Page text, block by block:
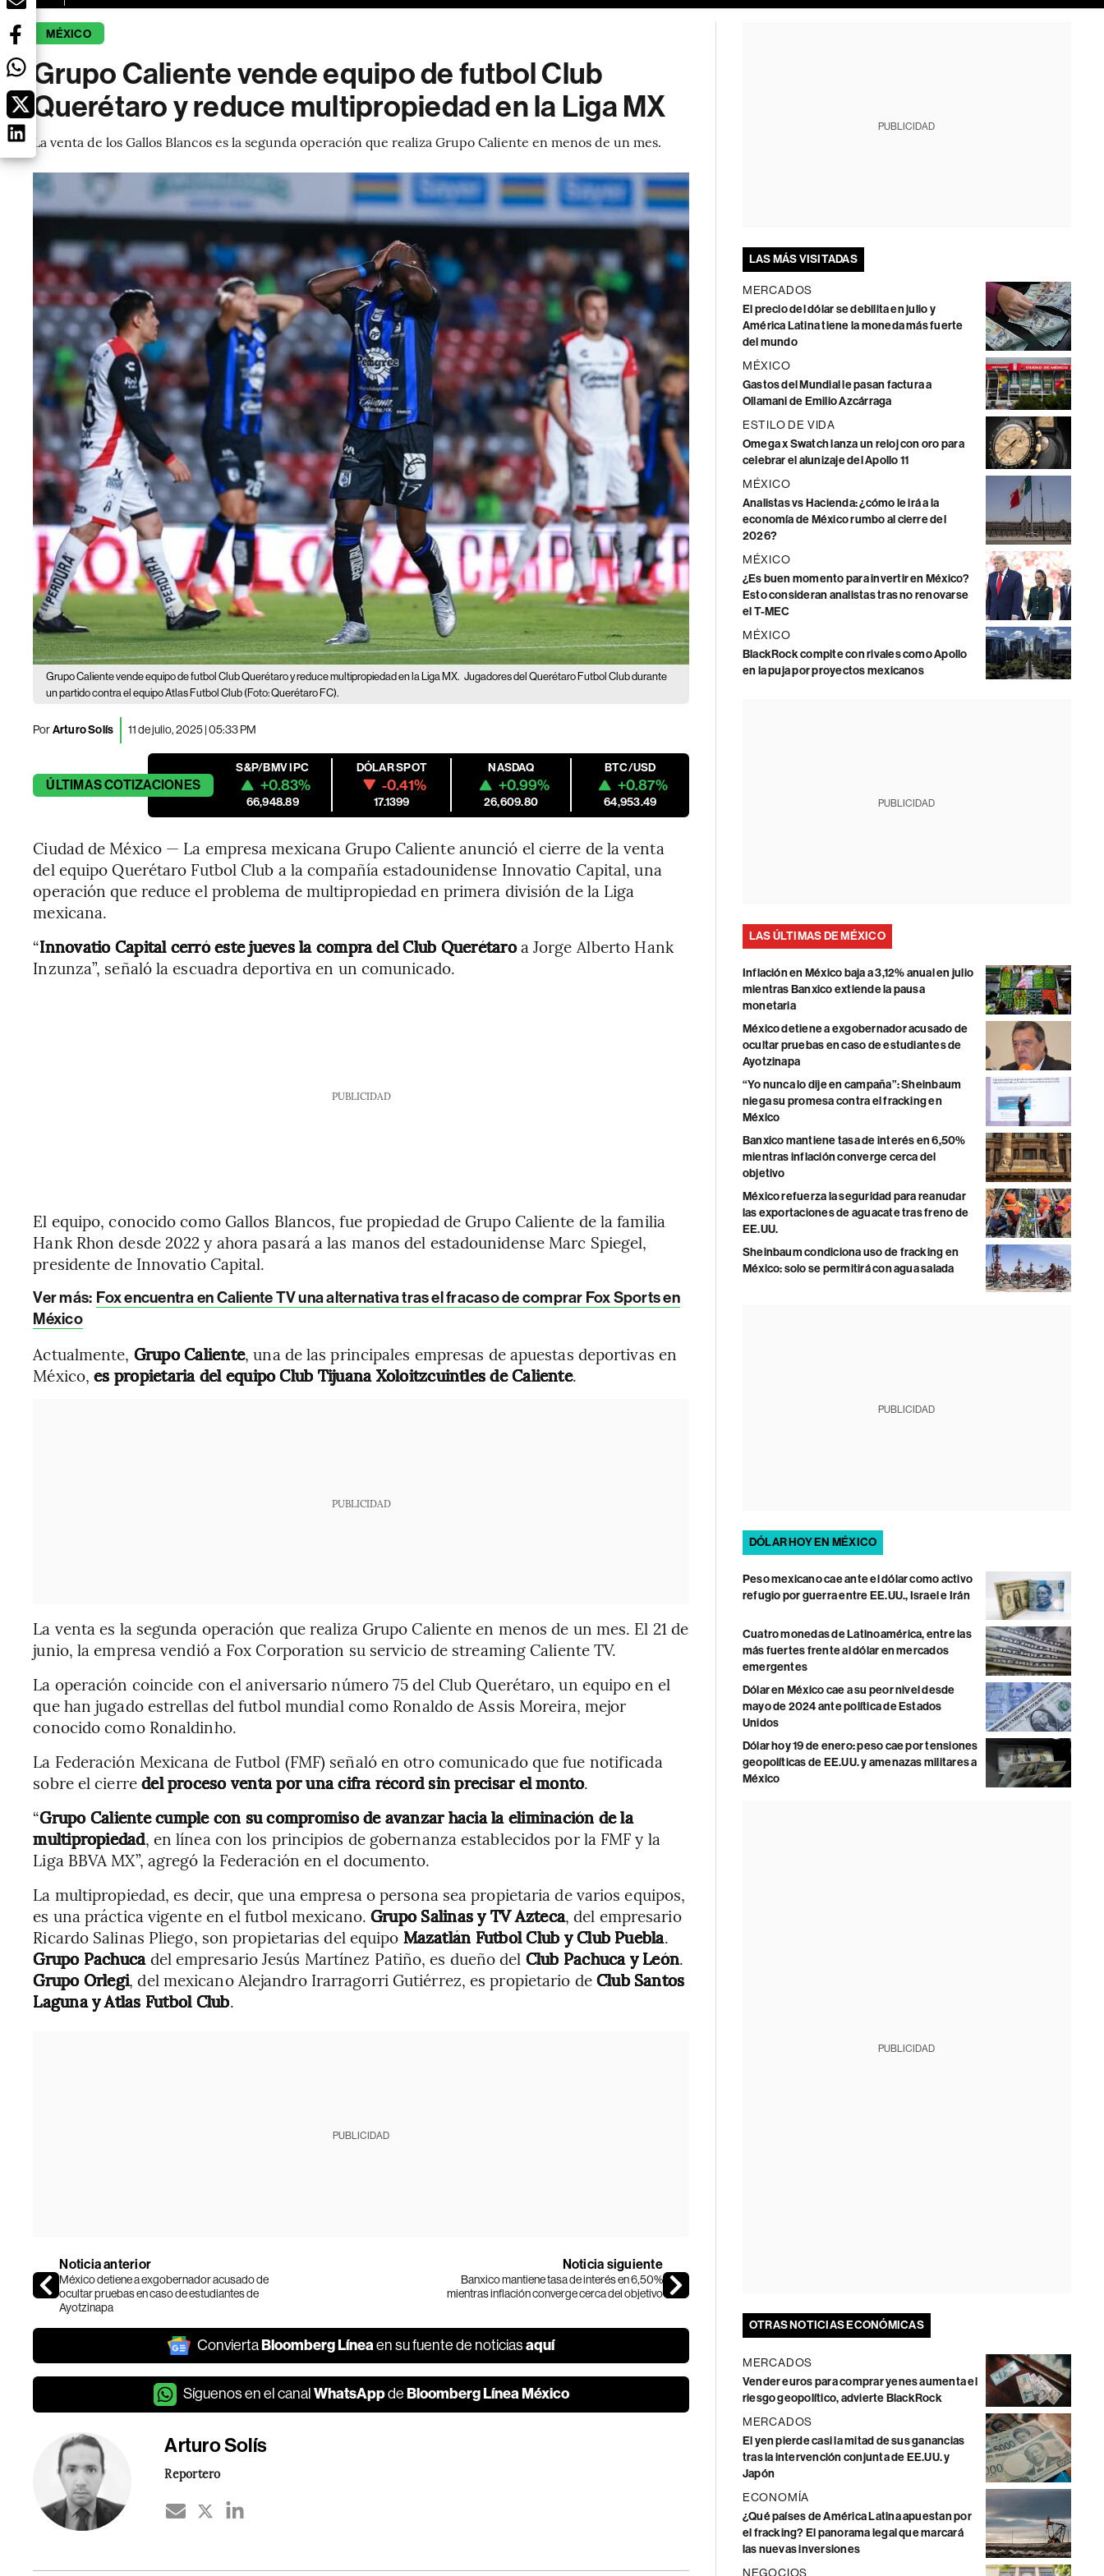
MÉXICO
Grupo Caliente vende equipo de futbol Club
Querétaro y reduce multipropiedad en la Liga MX
La venta de los Gallos Blancos es la segunda operación que realiza Grupo Caliente en menos de un mes.
Grupo Caliente vende equipo de futbol Club Querétaro y reduce multipropiedad en la Liga MX. Jugadores del Querétaro Futbol Club durante
un partido contra el equipo Atlas Futbol Club (Foto: Querétaro FC).
PorArturo Solís 11 de julio, 2025 | 05:33 PM
ÚLTIMASCOTIZACIONES
S&P/BMV IPC
+0.83%
66,948.89
DÓLAR SPOT
-0.41%
17.1399
NASDAQ
+0.99%
26,609.80
BTC/USD
+0.87%
64,953.49
Ciudad de México — La empresa mexicana Grupo Caliente anunció el cierre de la venta
del equipo Querétaro Futbol Club a la compañía estadounidense Innovatio Capital, una
operación que reduce el problema de multipropiedad en primera división de la Liga
mexicana.
“Innovatio Capital cerró este jueves la compra del Club Querétaroa Jorge Alberto Hank
Inzunza”, señaló la escuadra deportiva en un comunicado.
PUBLICIDAD
El equipo, conocido como Gallos Blancos, fue propiedad de Grupo Caliente de la familia
Hank Rhon desde 2022 y ahora pasará a las manos del estadounidense Marc Spiegel,
presidente de Innovatio Capital.
Ver más: Fox encuentra en Caliente TV una alternativa tras el fracaso de comprar Fox Sports en
México
Actualmente, Grupo Caliente, una de las principales empresas de apuestas deportivas en
México, es propietaria del equipo Club Tijuana Xoloitzcuintles de Caliente.
PUBLICIDAD
La venta es la segunda operación que realiza Grupo Caliente en menos de un mes. El 21 de
junio, la empresa vendió a Fox Corporation su servicio de streaming Caliente TV.
La operación coincide con el aniversario número 75 del Club Querétaro, un equipo en el
que han jugado estrellas del futbol mundial como Ronaldo de Assis Moreira, mejor
conocido como Ronaldinho.
La Federación Mexicana de Futbol (FMF) señaló en otro comunicado que fue notificada
sobre el cierredel proceso venta por una cifra récord sin precisar el monto.
“Grupo Caliente cumple con su compromiso de avanzar hacia la eliminación de la
multipropiedad, en línea con los principios de gobernanza establecidos por la FMF y la
Liga BBVA MX”, agregó la Federación en el documento.
La multipropiedad, es decir, que una empresa o persona sea propietaria de varios equipos,
es una práctica vigente en el futbol mexicano.Grupo Salinas y TV Azteca, del empresario
Ricardo Salinas Pliego, son propietarias del equipo Mazatlán Futbol Club y Club Puebla.
Grupo Pachucadel empresario Jesús Martínez Patiño, es dueño del Club Pachuca y León.
Grupo Orlegi, del mexicano Alejandro Irarragorri Gutiérrez, es propietario deClub Santos
Laguna y Atlas Futbol Club.
PUBLICIDAD
Noticia anterior
México detiene a exgobernador acusado de
ocultar pruebas en caso de estudiantes de
Ayotzinapa
Noticia siguiente
Banxico mantiene tasa de interés en 6,50%
mientras inflación converge cerca del objetivo
ConviertaBloomberg Líneaen su fuente de noticiasaquí
Síguenos en el canal WhatsAppde Bloomberg Línea México
Arturo Solís
Reportero
PUBLICIDAD
LAS MÁS VISITADAS
MERCADOS
El precio del dólar se debilita en julio y
América Latina tiene la moneda más fuerte
del mundo
MÉXICO
Gastos del Mundial le pasan factura a
Ollamani de Emilio Azcárraga
ESTILO DE VIDA
Omega x Swatch lanza un reloj con oro para
celebrar el alunizaje del Apollo 11
MÉXICO
Analistas vs Hacienda: ¿cómo le irá a la
economía de México rumbo al cierre del
2026?
MÉXICO
¿Es buen momento para invertir en México?
Esto consideran analistas tras no renovarse
el T-MEC
MÉXICO
BlackRock compite con rivales como Apollo
en la puja por proyectos mexicanos
PUBLICIDAD
LAS ÚLTIMAS DE MÉXICO
Inflación en México baja a 3,12% anual en julio
mientras Banxico extiende la pausa
monetaria
México detiene a exgobernador acusado de
ocultar pruebas en caso de estudiantes de
Ayotzinapa
“Yo nunca lo dije en campaña”: Sheinbaum
niega su promesa contra el fracking en
México
Banxico mantiene tasa de interés en 6,50%
mientras inflación converge cerca del
objetivo
México refuerza la seguridad para reanudar
las exportaciones de aguacate tras freno de
EE.UU.
Sheinbaum condiciona uso de fracking en
México: solo se permitirá con agua salada
PUBLICIDAD
DÓLAR HOY EN MÉXICO
Peso mexicano cae ante el dólar como activo
refugio por guerra entre EE.UU., Israel e Irán
Cuatro monedas de Latinoamérica, entre las
más fuertes frente al dólar en mercados
emergentes
Dólar en México cae a su peor nivel desde
mayo de 2024 ante política de Estados
Unidos
Dólar hoy 19 de enero: peso cae por tensiones
geopolíticas de EE.UU. y amenazas militares a
México
PUBLICIDAD
OTRAS NOTICIAS ECONÓMICAS
MERCADOS
Vender euros para comprar yenes aumenta el
riesgo geopolítico, advierte BlackRock
MERCADOS
El yen pierde casi la mitad de sus ganancias
tras la intervención conjunta de EE.UU. y
Japón
ECONOMÍA
¿Qué países de América Latina apuestan por
el fracking? El panorama legal que marcará
las nuevas inversiones
NEGOCIOS